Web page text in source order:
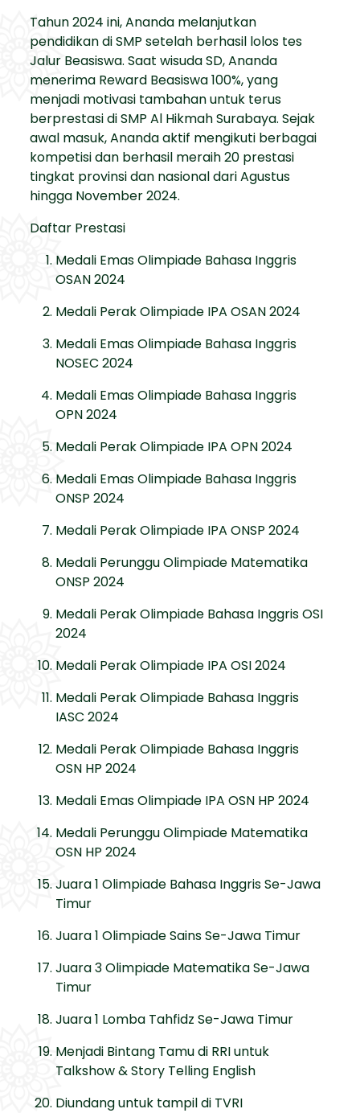
Tahun 2024 ini, Ananda melanjutkan
pendidikan di SMP setelah berhasil lolos tes
Jalur Beasiswa. Saat wisuda SD, Ananda
menerima Reward Beasiswa 100%, yang
menjadi motivasi tambahan untuk terus
berprestasi di SMP Al Hikmah Surabaya. Sejak
awal masuk, Ananda aktif mengikuti berbagai
kompetisi dan berhasil meraih 20 prestasi
tingkat provinsi dan nasional dari Agustus
hingga November 2024.
Daftar Prestasi
Medali Emas Olimpiade Bahasa Inggris
OSAN 2024
Medali Perak Olimpiade IPA OSAN 2024
Medali Emas Olimpiade Bahasa Inggris
NOSEC 2024
Medali Emas Olimpiade Bahasa Inggris
OPN 2024
Medali Perak Olimpiade IPA OPN 2024
Medali Emas Olimpiade Bahasa Inggris
ONSP 2024
Medali Perak Olimpiade IPA ONSP 2024
Medali Perunggu Olimpiade Matematika
ONSP 2024
Medali Perak Olimpiade Bahasa Inggris OSI
2024
Medali Perak Olimpiade IPA OSI 2024
Medali Perak Olimpiade Bahasa Inggris
IASC 2024
Medali Perak Olimpiade Bahasa Inggris
OSN HP 2024
Medali Emas Olimpiade IPA OSN HP 2024
Medali Perunggu Olimpiade Matematika
OSN HP 2024
Juara 1 Olimpiade Bahasa Inggris Se-Jawa
Timur
Juara 1 Olimpiade Sains Se-Jawa Timur
Juara 3 Olimpiade Matematika Se-Jawa
Timur
Juara 1 Lomba Tahfidz Se-Jawa Timur
Menjadi Bintang Tamu di RRI untuk
Talkshow & Story Telling English
Diundang untuk tampil di TVRI